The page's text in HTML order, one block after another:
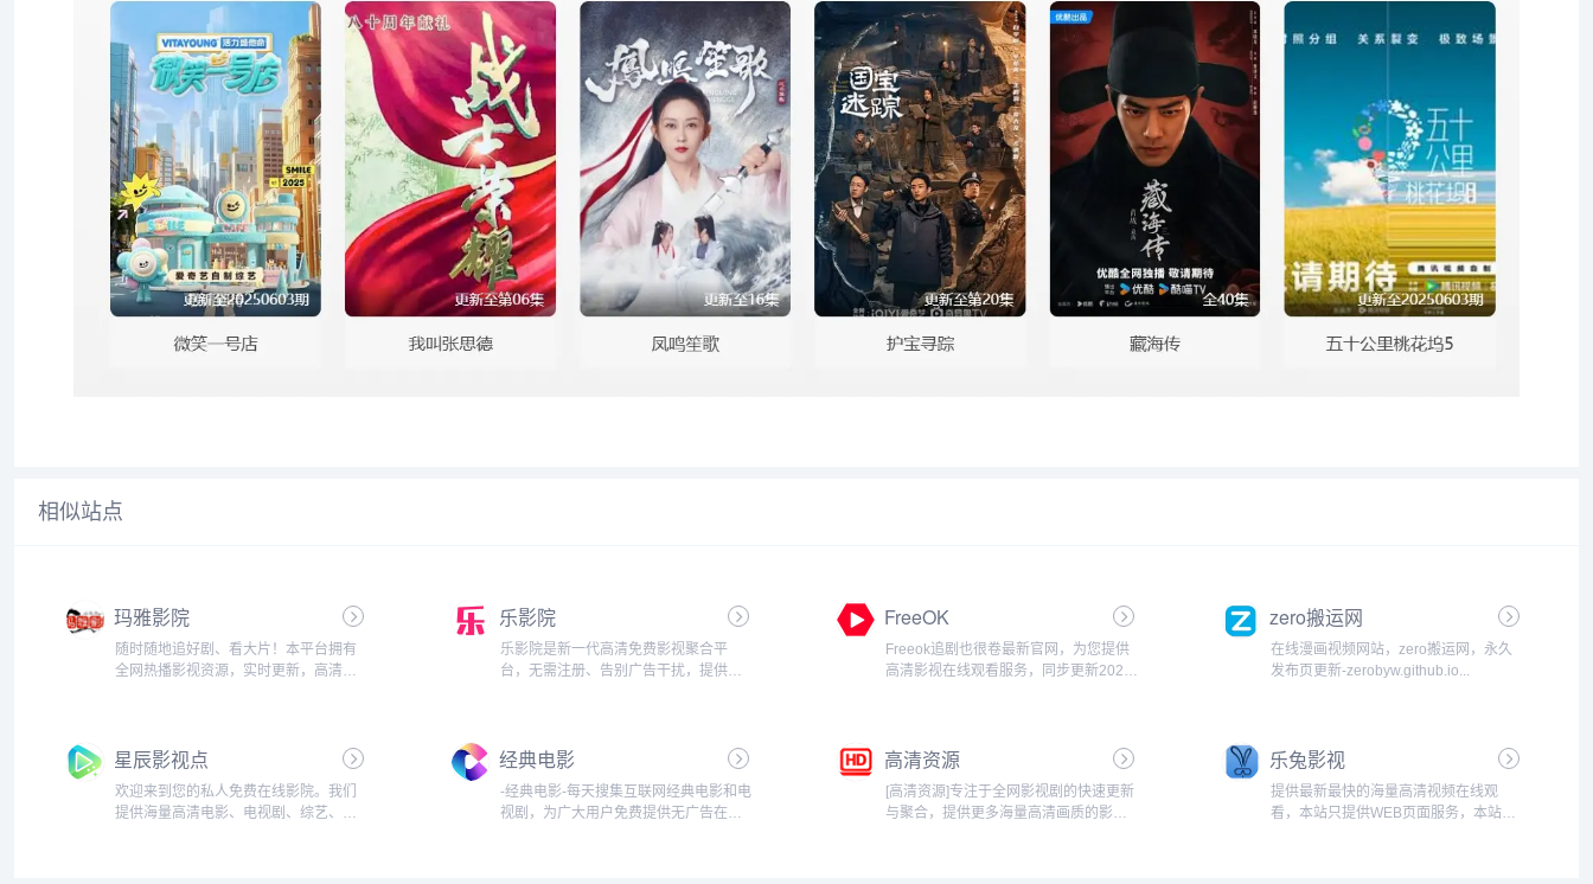
相似站点
玛雅影院
随时随地追好剧、看大片！本平台拥有
全网热播影视资源，实时更新，高清流
乐影院
乐影院是新一代高清免费影视聚合平
台，无需注册、告别广告干扰，提供纯
FreeOK
Freeok追剧也很卷最新官网，为您提供
高清影视在线观看服务，同步更新2026
扰，支持手机电脑便捷...
zero搬运网
在线漫画视频网站，zero搬运网，永久
发布页更新-zerobyw.github.io...
星辰影视点
欢迎来到您的私人免费在线影院。我们
提供海量高清电影、电视剧、综艺、动
经典电影
-经典电影-每天搜集互联网经典电影和电
视剧，为广大用户免费提供无广告在线
高清资源
[高清资源]专注于全网影视剧的快速更新
与聚合，提供更多海量高清画质的影视
乐兔影视
提供最新最快的海量高清视频在线观
看，本站只提供WEB页面服务，本站不